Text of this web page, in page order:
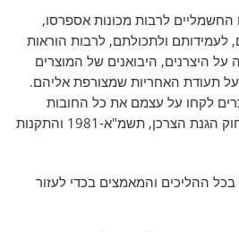
לרבות מכונות אספרסו,
ולתכולתם, לרבות הוראות
היצרנים, היבואנים של המוצרים
תעודת האחריות שמצורפת אליהם.
לקחו על עצמם את כל החובות
המוטלות על "עוסק" על פי חוק הגנת הצרכן, תשמ"א-1981 והתקנות
ההליכים והמאמצים בכדי לעזור